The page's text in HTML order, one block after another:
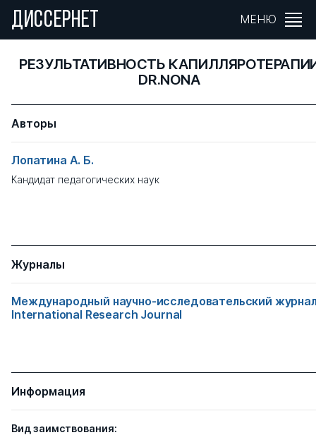
ДИССЕРНЕТ МЕНЮ
РЕЗУЛЬТАТИВНОСТЬ
DR.NONA
Авторы
Лопатина А. Б.
Кандидат педагогических наук
Журналы
Международный научно-исследовательский
International Research Journal
Информация
Вид заимствования: